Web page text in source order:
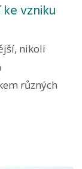
vzniku
nikoli
různých